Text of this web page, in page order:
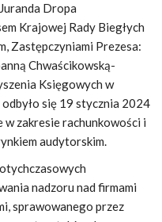
Dropa
Krajowej Rady Biegłych
Zastępczyniami Prezesa:
Chwaścikowską-
Księgowych w
odbyło się 19 stycznia 2024
w zakresie rachunkowości i
audytorskim.
nadzoru nad firmami
sprawowanego przez